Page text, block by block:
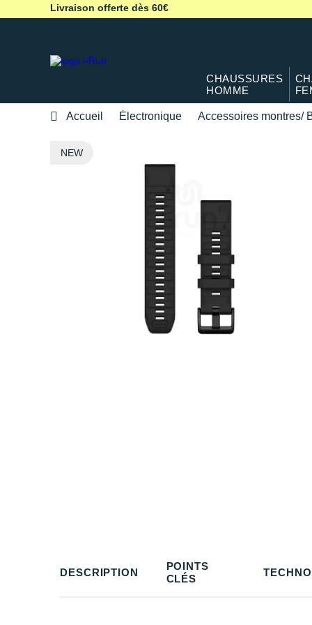
Livraison offerte dès 60€
CHAUSSURES
HOMME
Accueil Électronique Accessoires montres/
NEW
DESCRIPTION
POINTS
CLÉS